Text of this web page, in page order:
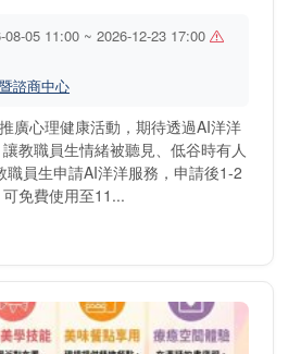
08-05 11:00 ~ 2026-12-23 17:00
諮商中心
廣心理健康活動，期待透過AI洋洋
教職員生情緒被聽見、低谷時有人
職員生申請AI洋洋服務，申請後1-2
免費使用至11...